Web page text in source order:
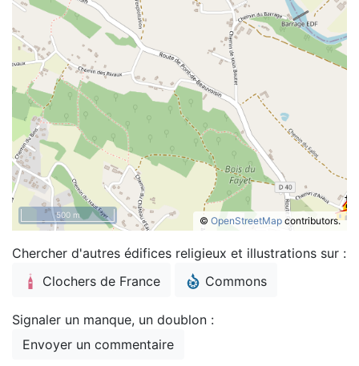
© OpenStreetMap contributors.
500 m
Chercher d'autres édifices religieux et illustrations sur :
Clochers de France
Commons
Signaler un manque, un doublon :
Envoyer un commentaire